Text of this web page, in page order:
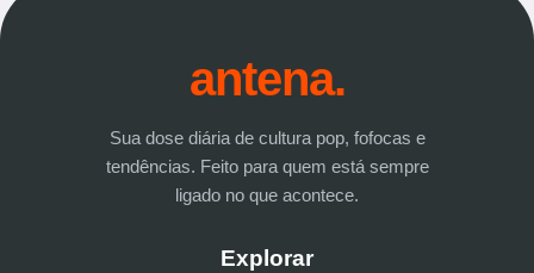
antena.
Sua dose diária de cultura pop, fofocas e
tendências. Feito para quem está sempre
ligado no que acontece.
Explorar